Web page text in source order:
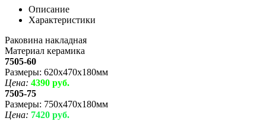
Описание
Характеристики
Раковина накладная
Материал керамика
7505-60
Размеры: 620х470х180мм
Цена: 4390 руб.
7505-75
Размеры: 750х470х180мм
Цена: 7420 руб.